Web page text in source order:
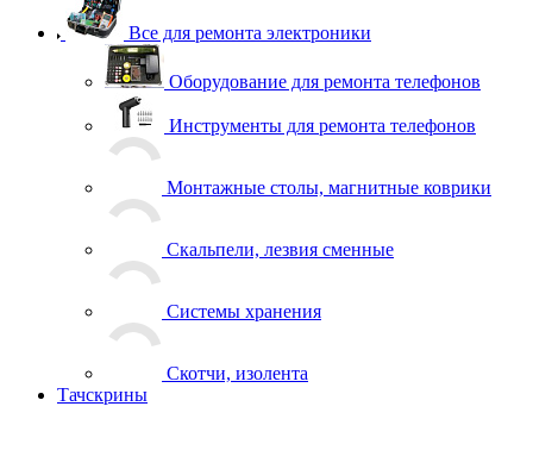
Все для ремонта электроники
Оборудование для ремонта телефонов
Инструменты для ремонта телефонов
Системы хранения
Скотчи, изолента
Тачскрины